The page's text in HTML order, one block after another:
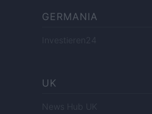
GERMANIA
Investieren24
UK
News Hub UK